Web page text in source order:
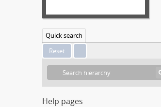
Quick search
Help pages